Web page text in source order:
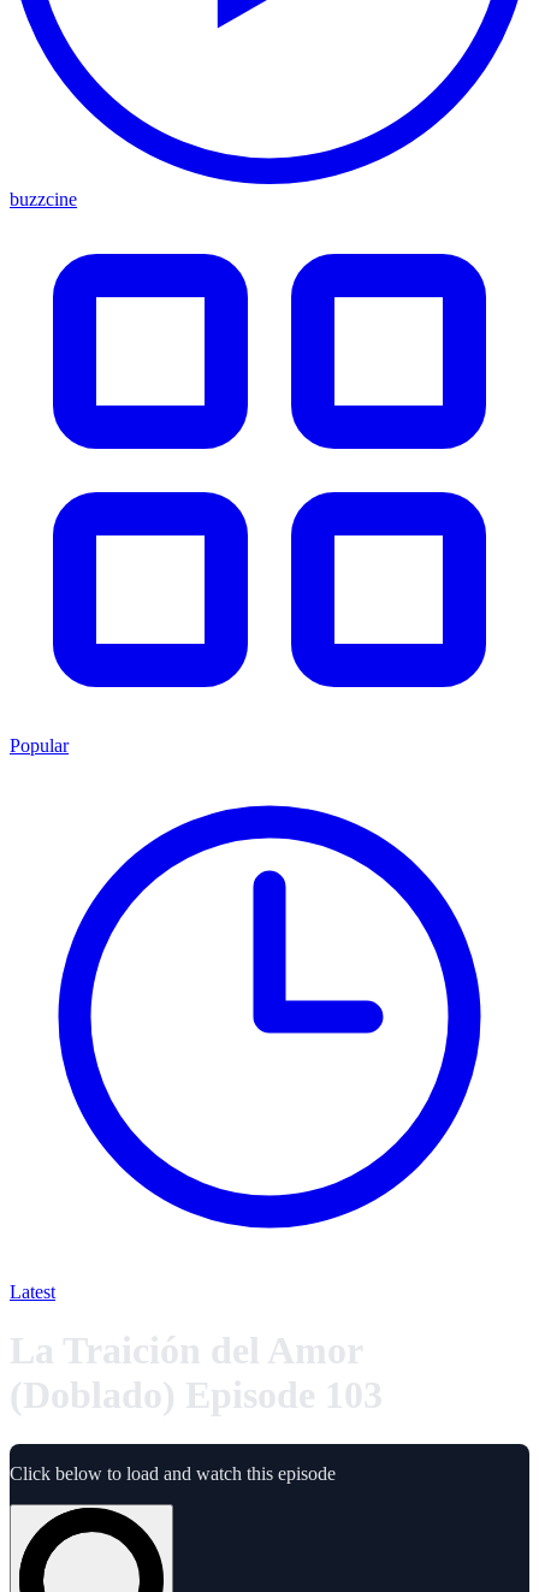
buzzcine
Popular
Latest
La Traición del Amor
(Doblado) Episode 103
Click below to load and watch this episode